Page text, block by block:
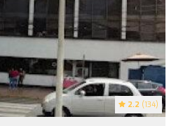
2.2 (134)